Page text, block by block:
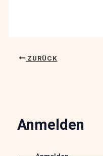
ZURÜCK
Anmelden